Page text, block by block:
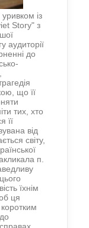
із
Story" з
аудиторії
до
що її
тих, хто
її
від
світу,
п.
їхнім
ця